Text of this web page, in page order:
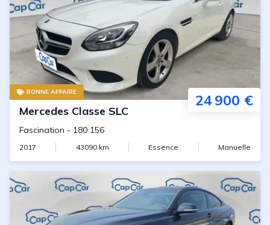
BONNE AFFAIRE 24 900 €
Mercedes Classe SLC
Fascination - 180 156
2017 43090km Essence Manuelle